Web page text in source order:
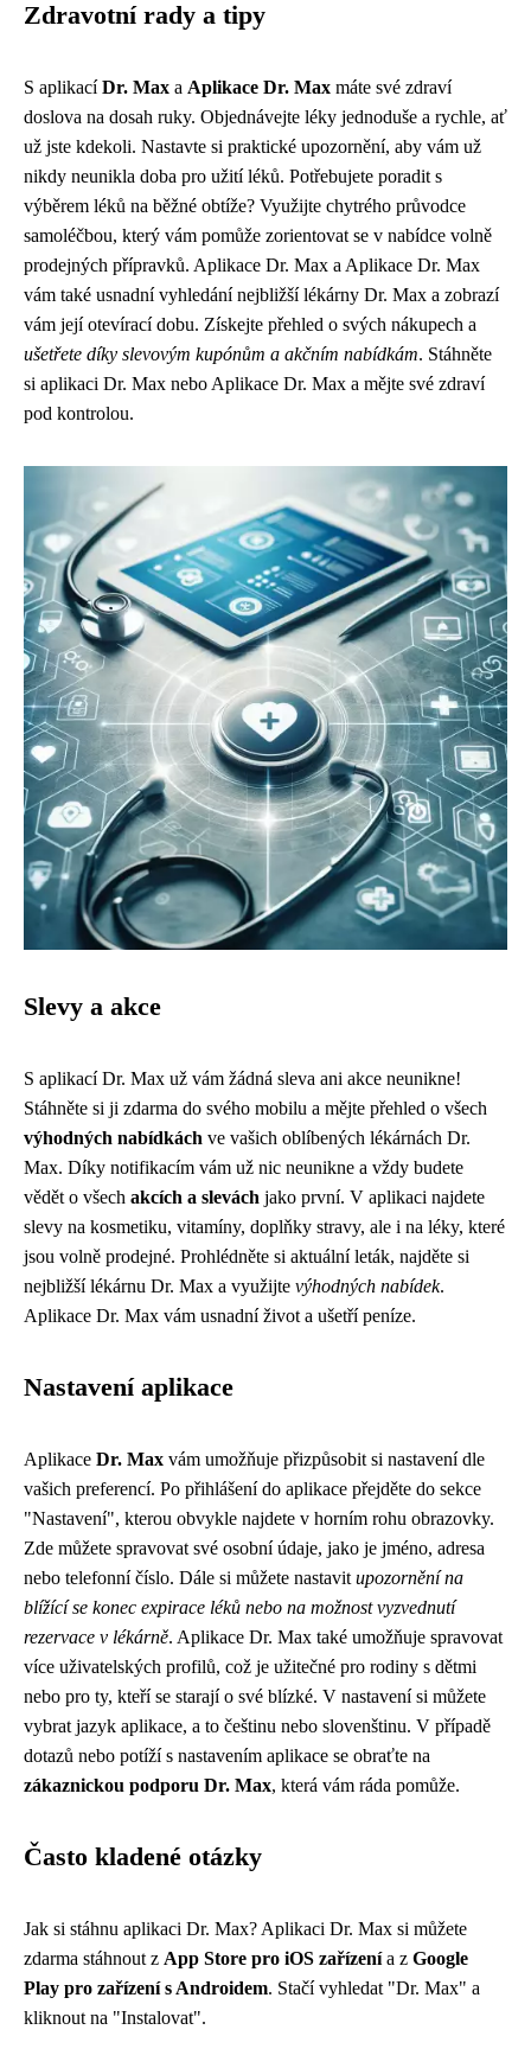
Zdravotní rady a tipy
S aplikacíDr. Max a Aplikace Dr. Max máte své zdraví
doslova na dosah ruky. Objednávejte léky jednoduše a rychle, ať
už jste kdekoli. Nastavte si praktické upozornění, aby vám už
nikdy neunikla doba pro užití léků. Potřebujete poradit s
výběrem léků na běžné obtíže? Využijte chytrého průvodce
samoléčbou, který vám pomůže zorientovat se v nabídce volně
prodejných přípravků. Aplikace Dr. Max a Aplikace Dr. Max
vám také usnadní vyhledání nejbližší lékárny Dr. Max a zobrazí
vám její otevírací dobu. Získejte přehled o svých nákupech a
ušetřete díky slevovým kupónům a akčním nabídkám. Stáhněte
si aplikaci Dr. Max nebo Aplikace Dr. Max a mějte své zdraví
pod kontrolou.
Slevy a akce
S aplikací Dr. Max už vám žádná sleva ani akce neunikne!
Stáhněte si ji zdarma do svého mobilu a mějte přehled o všech
výhodných nabídkách ve vašich oblíbených lékárnách Dr.
Max. Díky notifikacím vám už nic neunikne a vždy budete
vědět o všech akcích a slevách jako první. V aplikaci najdete
slevy na kosmetiku, vitamíny, doplňky stravy, ale i na léky, které
jsou volně prodejné. Prohlédněte si aktuální leták, najděte si
nejbližší lékárnu Dr. Max a využijte výhodných nabídek.
Aplikace Dr. Max vám usnadní život a ušetří peníze.
Nastavení aplikace
Aplikace Dr. Max vám umožňuje přizpůsobit si nastavení dle
vašich preferencí. Po přihlášení do aplikace přejděte do sekce
"Nastavení", kterou obvykle najdete v horním rohu obrazovky.
Zde můžete spravovat své osobní údaje, jako je jméno, adresa
nebo telefonní číslo. Dále si můžete nastavit upozornění na
blížící se konec expirace léků nebo na možnost vyzvednutí
rezervace v lékárně. Aplikace Dr. Max také umožňuje spravovat
více uživatelských profilů, což je užitečné pro rodiny s dětmi
nebo pro ty, kteří se starají o své blízké. V nastavení si můžete
vybrat jazyk aplikace, a to češtinu nebo slovenštinu. V případě
dotazů nebo potíží s nastavením aplikace se obraťte na
zákaznickou podporu Dr. Max, která vám ráda pomůže.
Často kladené otázky
Jak si stáhnu aplikaci Dr. Max? Aplikaci Dr. Max si můžete
zdarma stáhnout z App Store pro iOS zařízenía z Google
Play pro zařízení s Androidem. Stačí vyhledat "Dr. Max" a
kliknout na "Instalovat".